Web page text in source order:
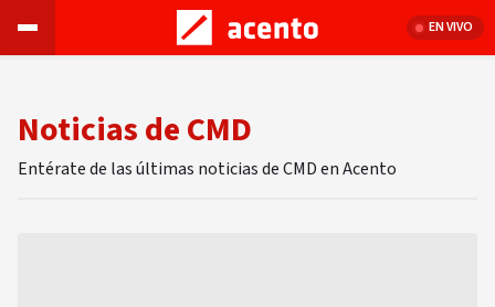
EN VIVO
Noticias de CMD
Entérate de las últimas noticias de CMD en Acento